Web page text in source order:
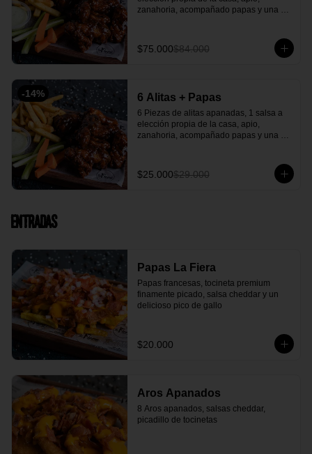
zanahoria, acompañado papas y una
$75.000$84.000
-14% 6 Alitas + Papas
6 Piezas de alitas apanadas, 1 salsa a
elección propia de la casa, apio,
zanahoria, acompañado papas y una
$25.000$29.000
Entradas
Papas La Fiera
Papas francesas, tocineta premium
finamente picado, salsa cheddar y un
delicioso pico de gallo
$20.000
Aros Apanados
8 Aros apanados, salsas cheddar,
picadillo de tocinetas